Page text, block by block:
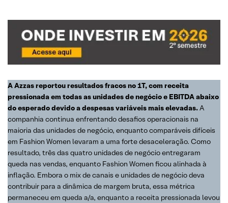
A Azzas reportou resultados fracos no 1T, com receita
pressionada em todas as unidades de negócio e EBITDA abaixo
do esperado devido a despesas variáveis mais elevadas.A
companhia continua enfrentando desafios operacionais na
maioria das unidades de negócio, enquanto comparáveis difíceis
em Fashion Women levaram a uma forte desaceleração. Como
resultado, três das quatro unidades de negócio entregaram
queda nas vendas, enquanto Fashion Women ficou alinhada à
inflação. Embora o mix de canais e unidades de negócio deva
contribuir para a dinâmica de margem bruta, essa métrica
permaneceu em queda a/a, enquanto a receita pressionada levou